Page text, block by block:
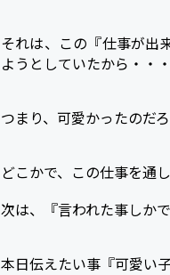
それは、この『仕事が出
ようとしていたから・・・
つまり、可愛かったのだろ
どこかで、この仕事を通
次は、『言われた事しか
本日伝えたい事『可愛い